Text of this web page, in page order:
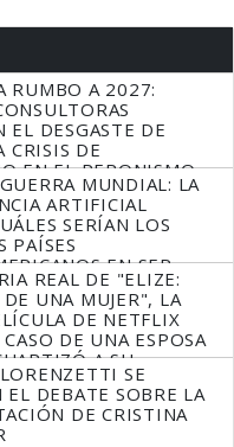
RUMBO A 2027:
EL DESGASTE DE
CRISIS DE
EN EL PERONISMO
MUNDIAL: LA
ARTIFICIAL
SERÍAN LOS
PAÍSES
EN SER
REAL DE "ELIZE:
DE UNA MUJER", LA
DE NETFLIX
DE UNA ESPOSA
A SU
SE
DEBATE SOBRE LA
DE CRISTINA